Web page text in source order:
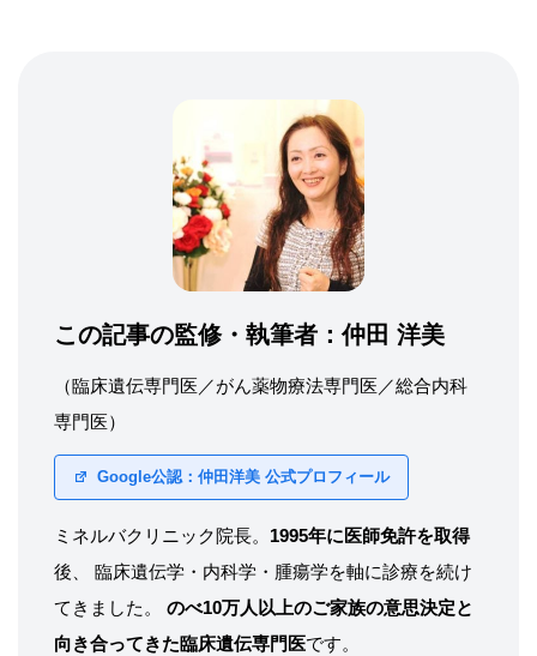
この記事の監修・執筆者：仲田 洋美
（臨床遺伝専門医／がん薬物療法専門医／総合内科
専門医）
Google公認：仲田洋美 公式プロフィール
ミネルバクリニック院長。 1995年に医師免許を取得
後、 臨床遺伝学・内科学・腫瘍学を軸に診療を続け
てきました。 のべ10万人以上のご家族の意思決定と
向き合ってきた臨床遺伝専門医です。